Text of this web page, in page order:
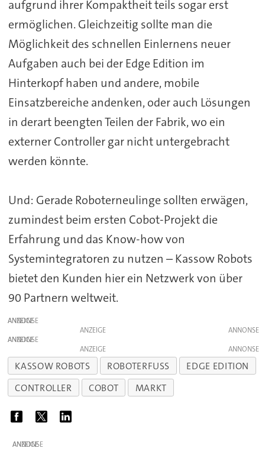
aufgrund ihrer Kompaktheit teils sogar erst
ermöglichen. Gleichzeitig sollte man die
Möglichkeit des schnellen Einlernens neuer
Aufgaben auch bei der Edge Edition im
Hinterkopf haben und andere, mobile
Einsatzbereiche andenken, oder auch Lösungen
in derart beengten Teilen der Fabrik, wo ein
externer Controller gar nicht untergebracht
werden könnte.
Und: Gerade Roboterneulinge sollten erwägen,
zumindest beim ersten Cobot-Projekt die
Erfahrung und das Know-how von
Systemintegratoren zu nutzen – Kassow Robots
bietet den Kunden hier ein Netzwerk von über
90 Partnern weltweit.
ANZEIGE
ANZEIGE
ANZEIGE
ANZEIGE
KASSOW ROBOTS ROBOTERFUSS
EDGE EDITION
CONTROLLER
COBOT MARKT
ANZEIGE